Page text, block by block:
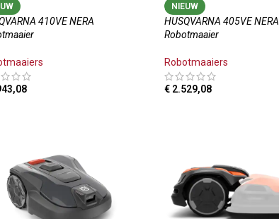
410VE NERA
NIEUW
HUSQVARNA 405VE NERA
Robotmaaier
Robotmaaiers
€ 2.529,08